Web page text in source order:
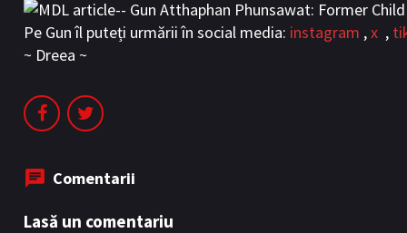
Pe Gun îl puteți urmării în social media: instagram ,x ,
~ Dreea ~
Comentarii
Lasă un comentariu